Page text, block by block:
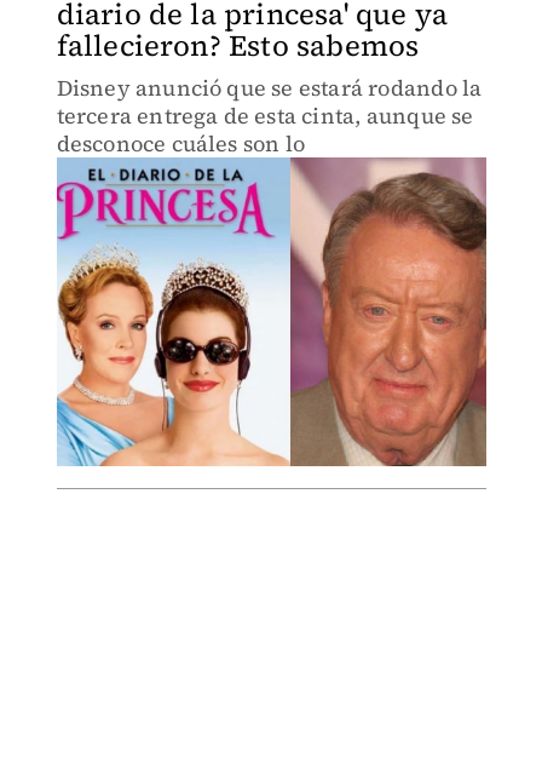
diario de la princesa' que ya
fallecieron? Esto sabemos
Disney anunció que se estará rodando la
tercera entrega de esta cinta, aunque se
desconoce cuáles son lo